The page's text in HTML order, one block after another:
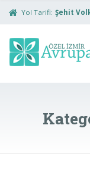
Yol Tarifi: Şehit